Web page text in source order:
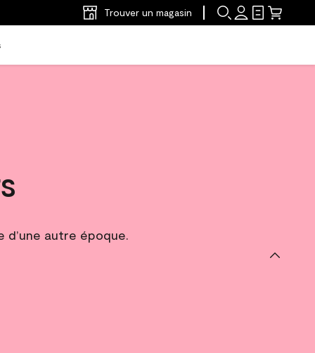
Trouver un magasin
d’une autre époque.